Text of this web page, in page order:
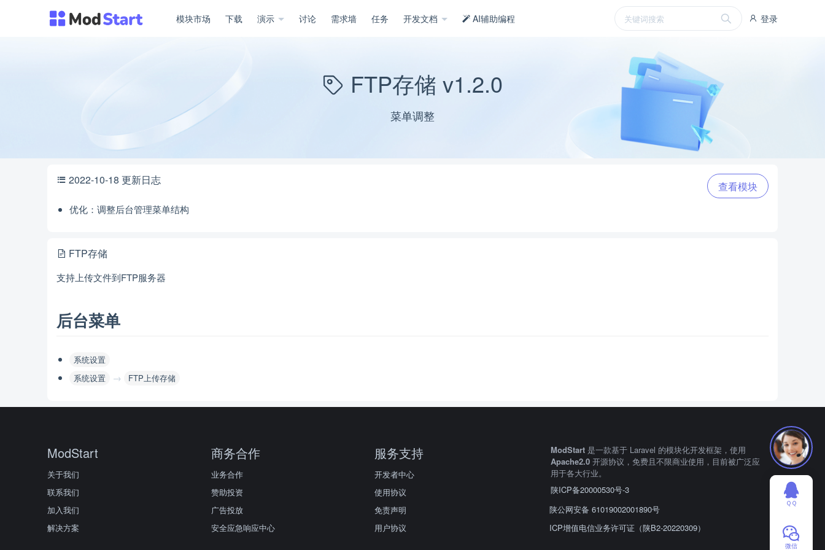
登录
模块市场 下载 演示 讨论 需求墙 任务 开发文档 AI辅助编程
FTP存储 v1.2.0
菜单调整
查看模块
2022-10-18 更新日志
优化：调整后台管理菜单结构
FTP存储
支持上传文件到FTP服务器
后台菜单
系统设置
系统设置
→ FTP上传存储
ModStart
关于我们
联系我们
加入我们
解决方案
商务合作
业务合作
赞助投资
广告投放
安全应急响应中心
服务支持
开发者中心
使用协议
免责声明
用户协议
ModStart 是一款基于 Laravel 的模块化开发框架，使用
Apache2.0 开源协议，免费且不限商业使用，目前被广泛应
用于各大行业。
陕ICP备20000530号-3
陕公网安备 61019002001890号
ICP增值电信业务许可证（陕B2-20220309）
ＱＱ
微信